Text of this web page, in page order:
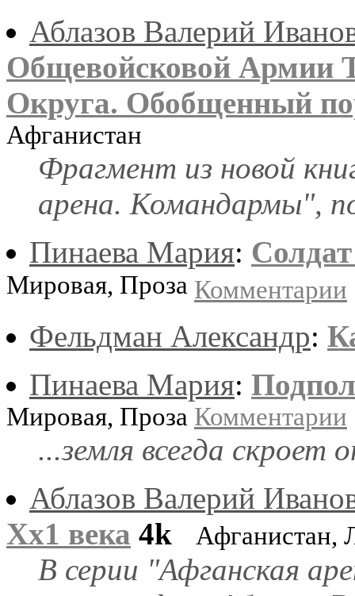
Аблазов Валерий
Общевойсковой Армии
Округа. Обобщенный
Афганистан
Фрагмент из новой
арена. Командармы",
Пинаева Мария:
Мировая, Проза Комментарии
Фельдман Александр:
Пинаева Мария:
Мировая, Проза Комментарии
...земля всегда скроет
Аблазов Валерий
Хх1 века 4k Афганистан,
В серии "Афганская